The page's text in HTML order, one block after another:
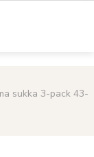
sukka 3-pack 43-